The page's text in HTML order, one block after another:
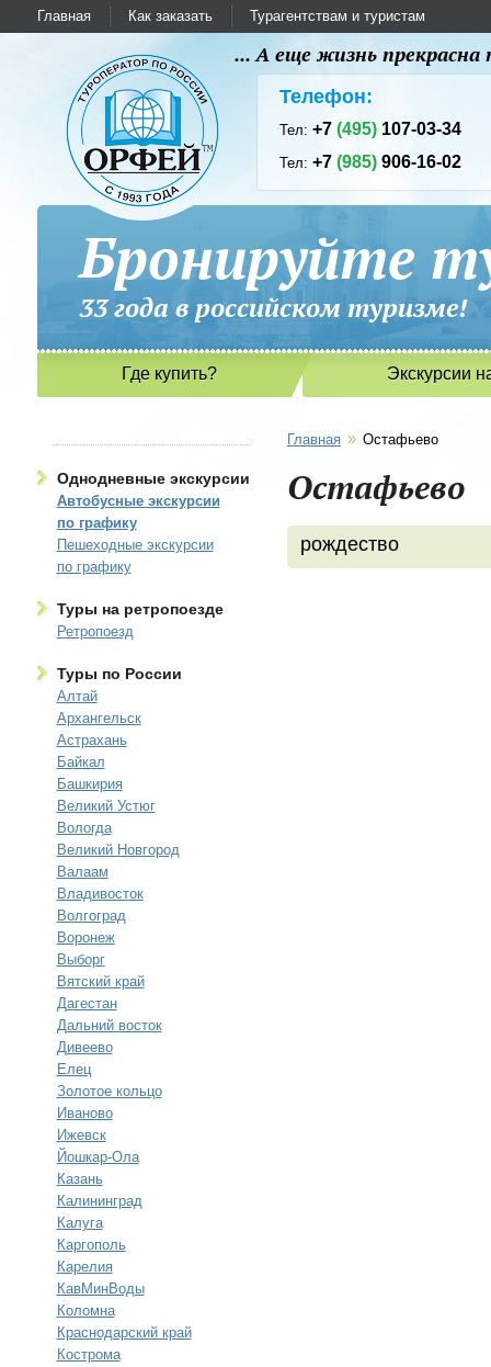
Главная Как заказать Турагентствам и туристам
... А еще жизнь
Телефон:
Тел:+7(495) 107-03-34
Тел:+7(985) 906-16-02
Бронируйте
33 года в российском
Где купить? Экскурсии
Однодневные экскурсии
Автобусные экскурсии
по графику
Пешеходные экскурсии
по графику
Туры на ретропоезде
Ретропоезд
Туры по России
Алтай
Архангельск
Астрахань
Байкал
Башкирия
Великий Устюг
Вологда
Великий Новгород
Валаам
Владивосток
Волгоград
Воронеж
Выборг
Вятский край
Дагестан
Дальний восток
Дивеево
Елец
Золотое кольцо
Иваново
Ижевск
Йошкар-Ола
Казань
Калининград
Калуга
Каргополь
Карелия
КавМинВоды
Коломна
Краснодарский край
Кострома
Главная » Остафьево
Остафьево
рождество